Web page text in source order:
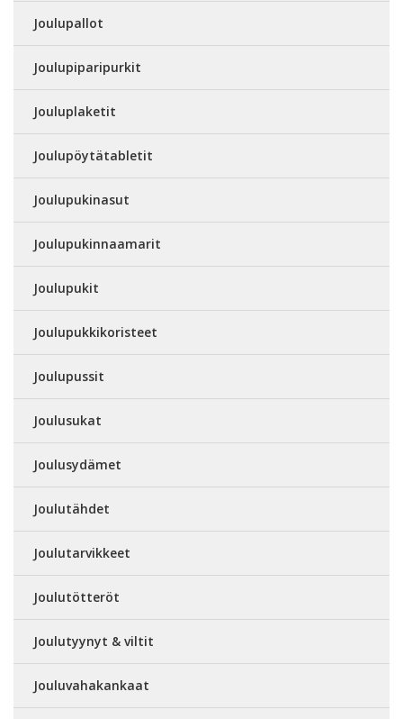
Joulupallot
Joulupiparipurkit
Jouluplaketit
Joulupöytätabletit
Joulupukinasut
Joulupukinnaamarit
Joulupukit
Joulupukkikoristeet
Joulupussit
Joulusukat
Joulusydämet
Joulutähdet
Joulutarvikkeet
Joulutötteröt
Joulutyynyt & viltit
Jouluvahakankaat